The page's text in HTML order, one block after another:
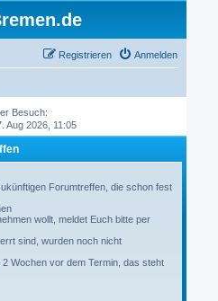
Anmelden
Registrieren
Besuch:
Aug 2026, 11:05
Forumtreffen, die schon fest
wollt, meldet Euch bitte per
sind, wurden noch nicht
Wochen vor dem Termin, das steht